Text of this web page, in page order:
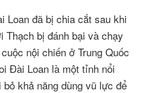
Loan đã bị chia cắt sau khi
bị đánh bại và chạy
nội chiến ở Trung Quốc
Đài Loan là một tỉnh nổi
khả năng dùng vũ lực để